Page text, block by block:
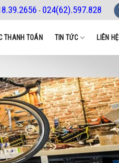
- 024(62).597.828
THANH TOÁN TIN TỨC LIÊN HỆ